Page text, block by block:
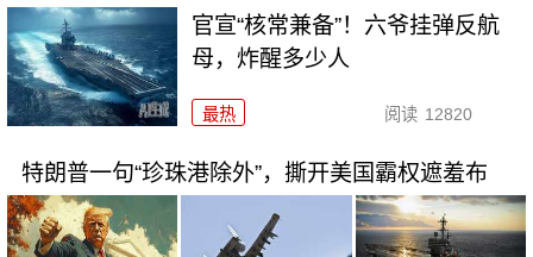
官宣“核常兼备”！六爷挂弹反航
母，炸醒多少人
最热 阅读 12820
特朗普一句“珍珠港除外”，撕开美国霸权遮羞布